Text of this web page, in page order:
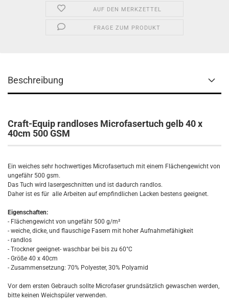
AUF DEN MERKZETTEL
FRAGE ZUM PRODUKT
Beschreibung
Craft-Equip randloses Microfasertuch gelb 40 x
40cm 500 GSM
Ein weiches sehr hochwertiges Microfasertuch mit einem Flächengewicht von
ungefähr 500 gsm.
Das Tuch wird lasergeschnitten und ist dadurch randlos.
Daher ist es für alle Arbeiten auf empfindlichen Lacken bestens geeignet.
Eigenschaften:
- Flächengewicht von ungefähr 500 g/m²
- weiche, dicke, und flauschige Fasern mit hoher Aufnahmefähigkeit
- randlos
- Trockner geeignet- waschbar bei bis zu 60°C
- Größe 40 x 40cm
- Zusammensetzung: 70% Polyester, 30% Polyamid
Vor dem ersten Gebrauch sollte Microfaser grundsätzlich gewaschen werden,
bitte keinen Weichspüler verwenden.